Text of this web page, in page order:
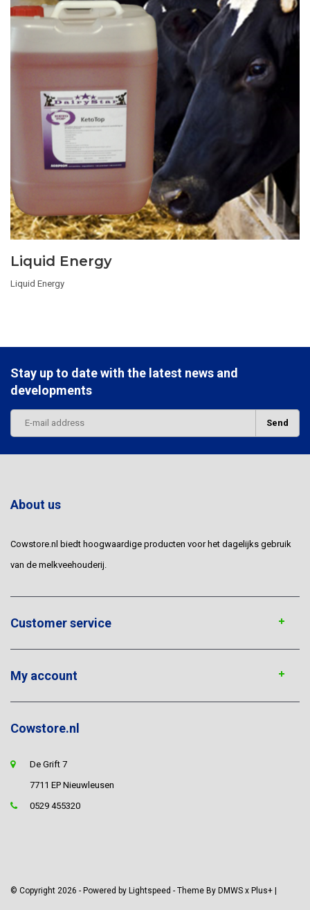
Liquid Energy
Liquid Energy
Stay up to date with the latest news and
developments
Send
About us
Cowstore.nl biedt hoogwaardige producten voor het dagelijks gebruik
van de melkveehouderij.
Customer service
My account
Cowstore.nl
De Grift 7
7711 EP Nieuwleusen
0529 455320
© Copyright 2026 - Powered by Lightspeed - Theme By DMWS x Plus+ |